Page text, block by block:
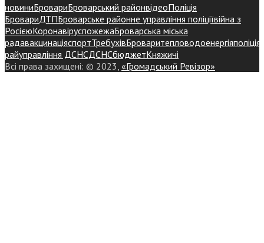
новиниБровариБроварський районвідеоПоліція
БровариДТПБроварське районне управління поліціївійна з
РосієюКоронавіруспожежаБроварська міська
радавакцинаціяспортТребухівБроваритепловодоенергіяполіція
райуправління ДСНСДСНСбюджетКняжичі
Всі права захищені: © 2023, «Громадський Ревізор»